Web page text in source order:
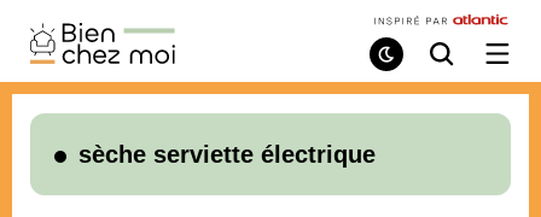
Bien
Chez
Moi
Mode
de
Recherche
/
le
sèche serviette électrique